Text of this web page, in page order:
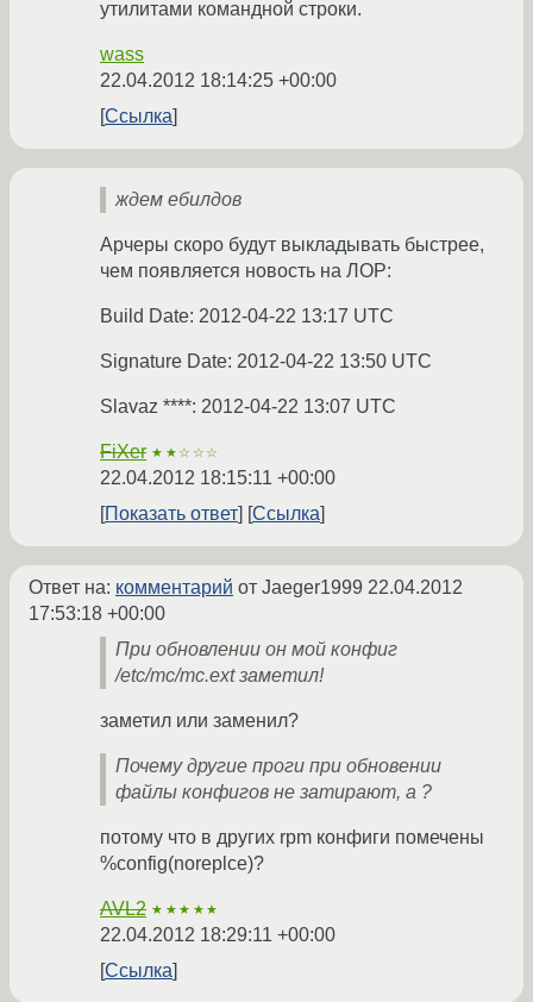
утилитами командной строки.
wass
22.04.2012 18:14:25 +00:00
Ссылка
ждем ебилдов
Арчеры скоро будут выкладывать быстрее,
чем появляется новость на ЛОР:
Build Date: 2012-04-22 13:17 UTC
Signature Date: 2012-04-22 13:50 UTC
Slavaz ****: 2012-04-22 13:07 UTC
FiXer ★★☆☆☆
22.04.2012 18:15:11 +00:00
Показать ответ
Ссылка
Ответ на: комментарий от Jaeger1999 22.04.2012
17:53:18 +00:00
При обновлении он мой конфиг
/etc/mc/mc.ext заметил!
заметил или заменил?
Почему другие проги при обновении
файлы конфигов не затирают, а ?
потому что в других rpm конфиги помечены
%config(noreplce)?
AVL2 ★★★★★
22.04.2012 18:29:11 +00:00
Ссылка